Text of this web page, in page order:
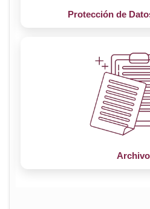
Protección de